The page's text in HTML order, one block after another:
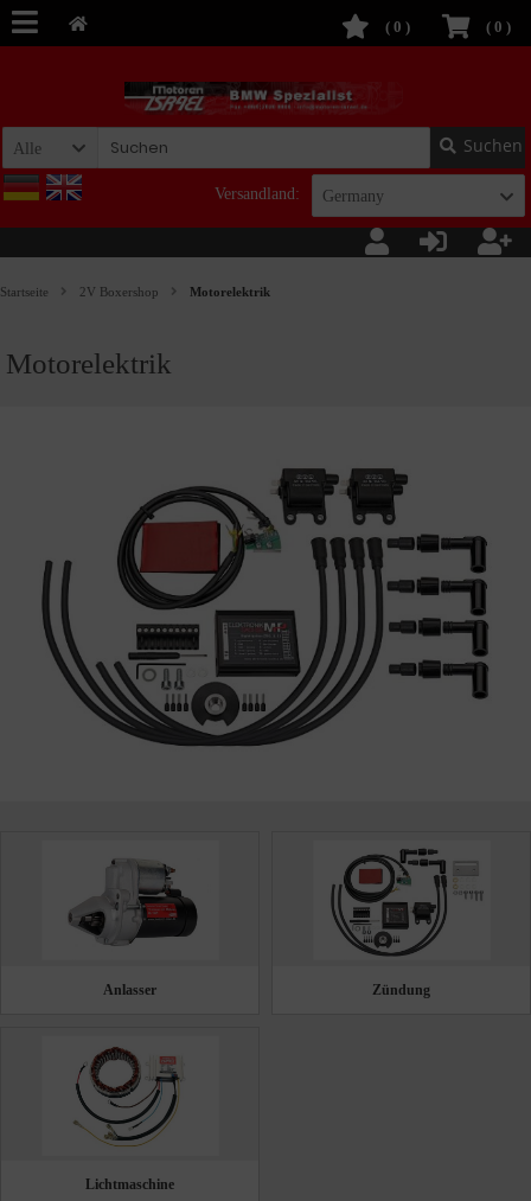
( 0 )
( 0 )
Alle Suchen
Versandland: Germany
Startseite 2V Boxershop Motorelektrik
Motorelektrik
Anlasser Zündung
Lichtmaschine